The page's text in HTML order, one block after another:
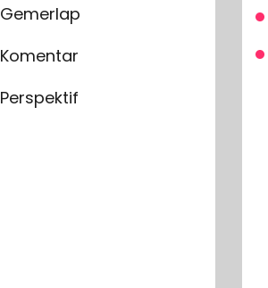
Gemerlap
Komentar
Perspektif